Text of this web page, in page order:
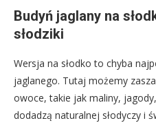
Budyń jaglany na
słodziki
Wersja na słodko to chyba
jaglanego. Tutaj możemy
owoce, takie jak maliny,
dodadzą naturalnej słodyczy i